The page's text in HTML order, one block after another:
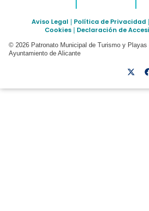
Aviso Legal | Política de Privacidad |
Cookies | Declaración de
© 2026 Patronato Municipal de Turismo y Playas
Ayuntamiento de Alicante